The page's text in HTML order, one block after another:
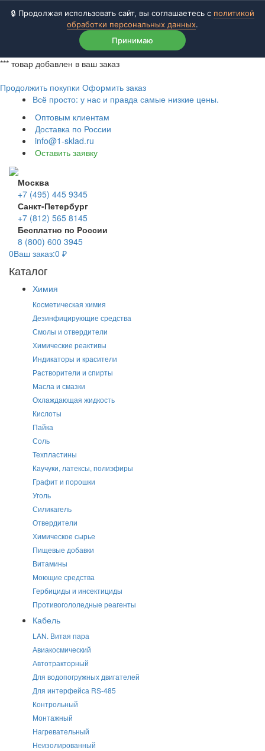
🔒 Продолжая использовать сайт, вы соглашаетесь с политикой
обработки персональных данных.
Принимаю
*** товар добавлен в ваш заказ
Продолжить покупки Оформить заказ
Всё просто: у нас и правда самые низкие цены.
Оптовым клиентам
Доставка по России
info@1-sklad.ru
Оставить заявку
Москва
+7 (495) 445 9345
Санкт-Петербург
+7 (812) 565 8145
Бесплатно по России
8 (800) 600 3945
0Ваш заказ:0 ₽
Каталог
Химия
Косметическая химия
Дезинфицирующие средства
Смолы и отвердители
Химические реактивы
Индикаторы и красители
Растворители и спирты
Масла и смазки
Охлаждающая жидкость
Кислоты
Пайка
Соль
Техпластины
Каучуки, латексы, полиэфиры
Графит и порошки
Уголь
Силикагель
Отвердители
Химическое сырье
Пищевые добавки
Витамины
Моющие средства
Гербициды и инсектициды
Противогололедные реагенты
Кабель
LAN. Витая пара
Авиакосмический
Автотракторный
Для водопогружных двигателей
Для интерфейса RS-485
Контрольный
Монтажный
Нагревательный
Неизолированный